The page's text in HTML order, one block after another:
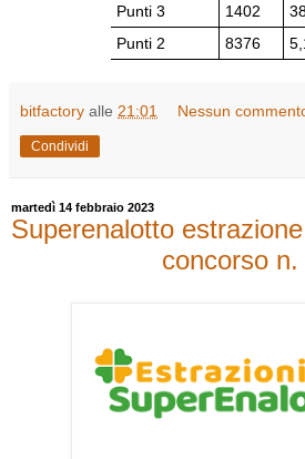
Punti 3
1402
Punti 2
8376
bitfactory alle 21:01 Nessun
Condividi
martedì 14 febbraio 2023
Superenalotto
concorso n.